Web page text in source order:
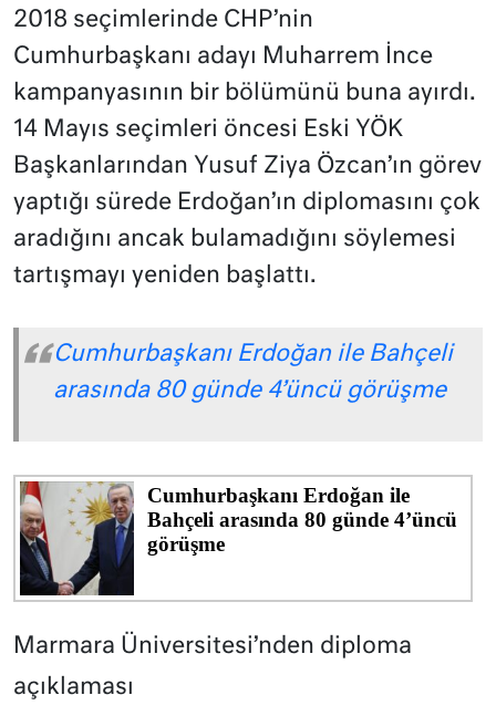
2018 seçimlerinde CHP’nin
Cumhurbaşkanı adayı Muharrem İnce
kampanyasının bir bölümünü buna ayırdı.
14 Mayıs seçimleri öncesi Eski YÖK
Başkanlarından Yusuf Ziya Özcan’ın görev
yaptığı sürede Erdoğan’ın diplomasını çok
aradığını ancak bulamadığını söylemesi
tartışmayı yeniden başlattı.
Cumhurbaşkanı Erdoğan ile Bahçeli
arasında 80 günde 4’üncü görüşme
Marmara Üniversitesi’nden diploma
açıklaması